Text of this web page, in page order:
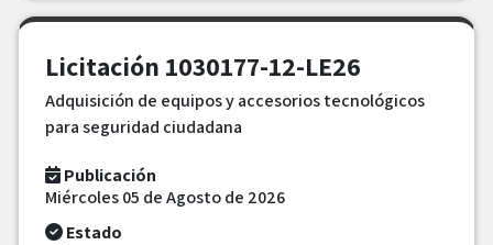
Licitación 1030177-12-LE26
Adquisición de equipos y accesorios tecnológicos
para seguridad ciudadana
Publicación
Miércoles 05 de Agosto de 2026
Estado